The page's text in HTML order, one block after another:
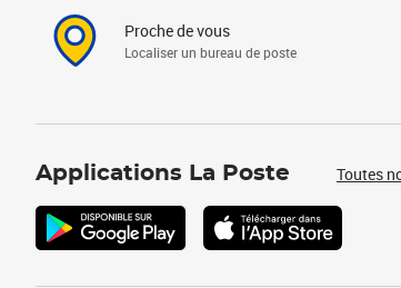
Proche de vous
Localiser un bureau de poste
Applications La Poste Toutes